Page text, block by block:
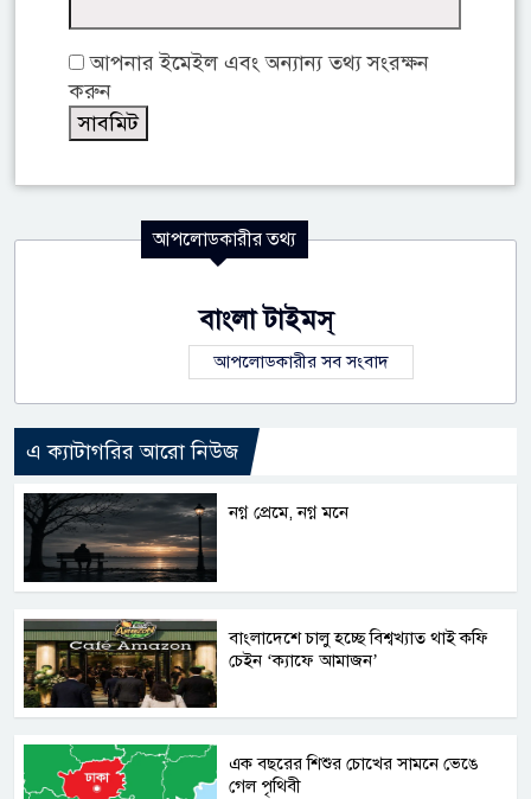
আপনার ইমেইল এবং অন্যান্য তথ্য সংরক্ষন
করুন
আপলোডকারীর তথ্য
বাংলা টাইমস্
আপলোডকারীর সব সংবাদ
এ ক্যাটাগরির আরো নিউজ
নগ্ন প্রেমে, নগ্ন মনে
বাংলাদেশে চালু হচ্ছে বিশ্বখ্যাত থাই কফি
চেইন ‘ক্যাফে আমাজন’
এক বছরের শিশুর চোখের সামনে ভেঙে
গেল পৃথিবী